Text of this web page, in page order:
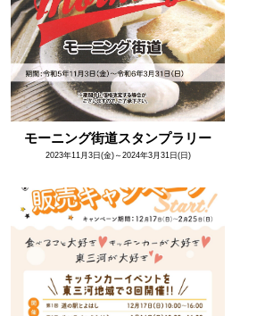
モーニング街道スタンプラリー
2023年11月3日(金)～2024年3月31日(日)